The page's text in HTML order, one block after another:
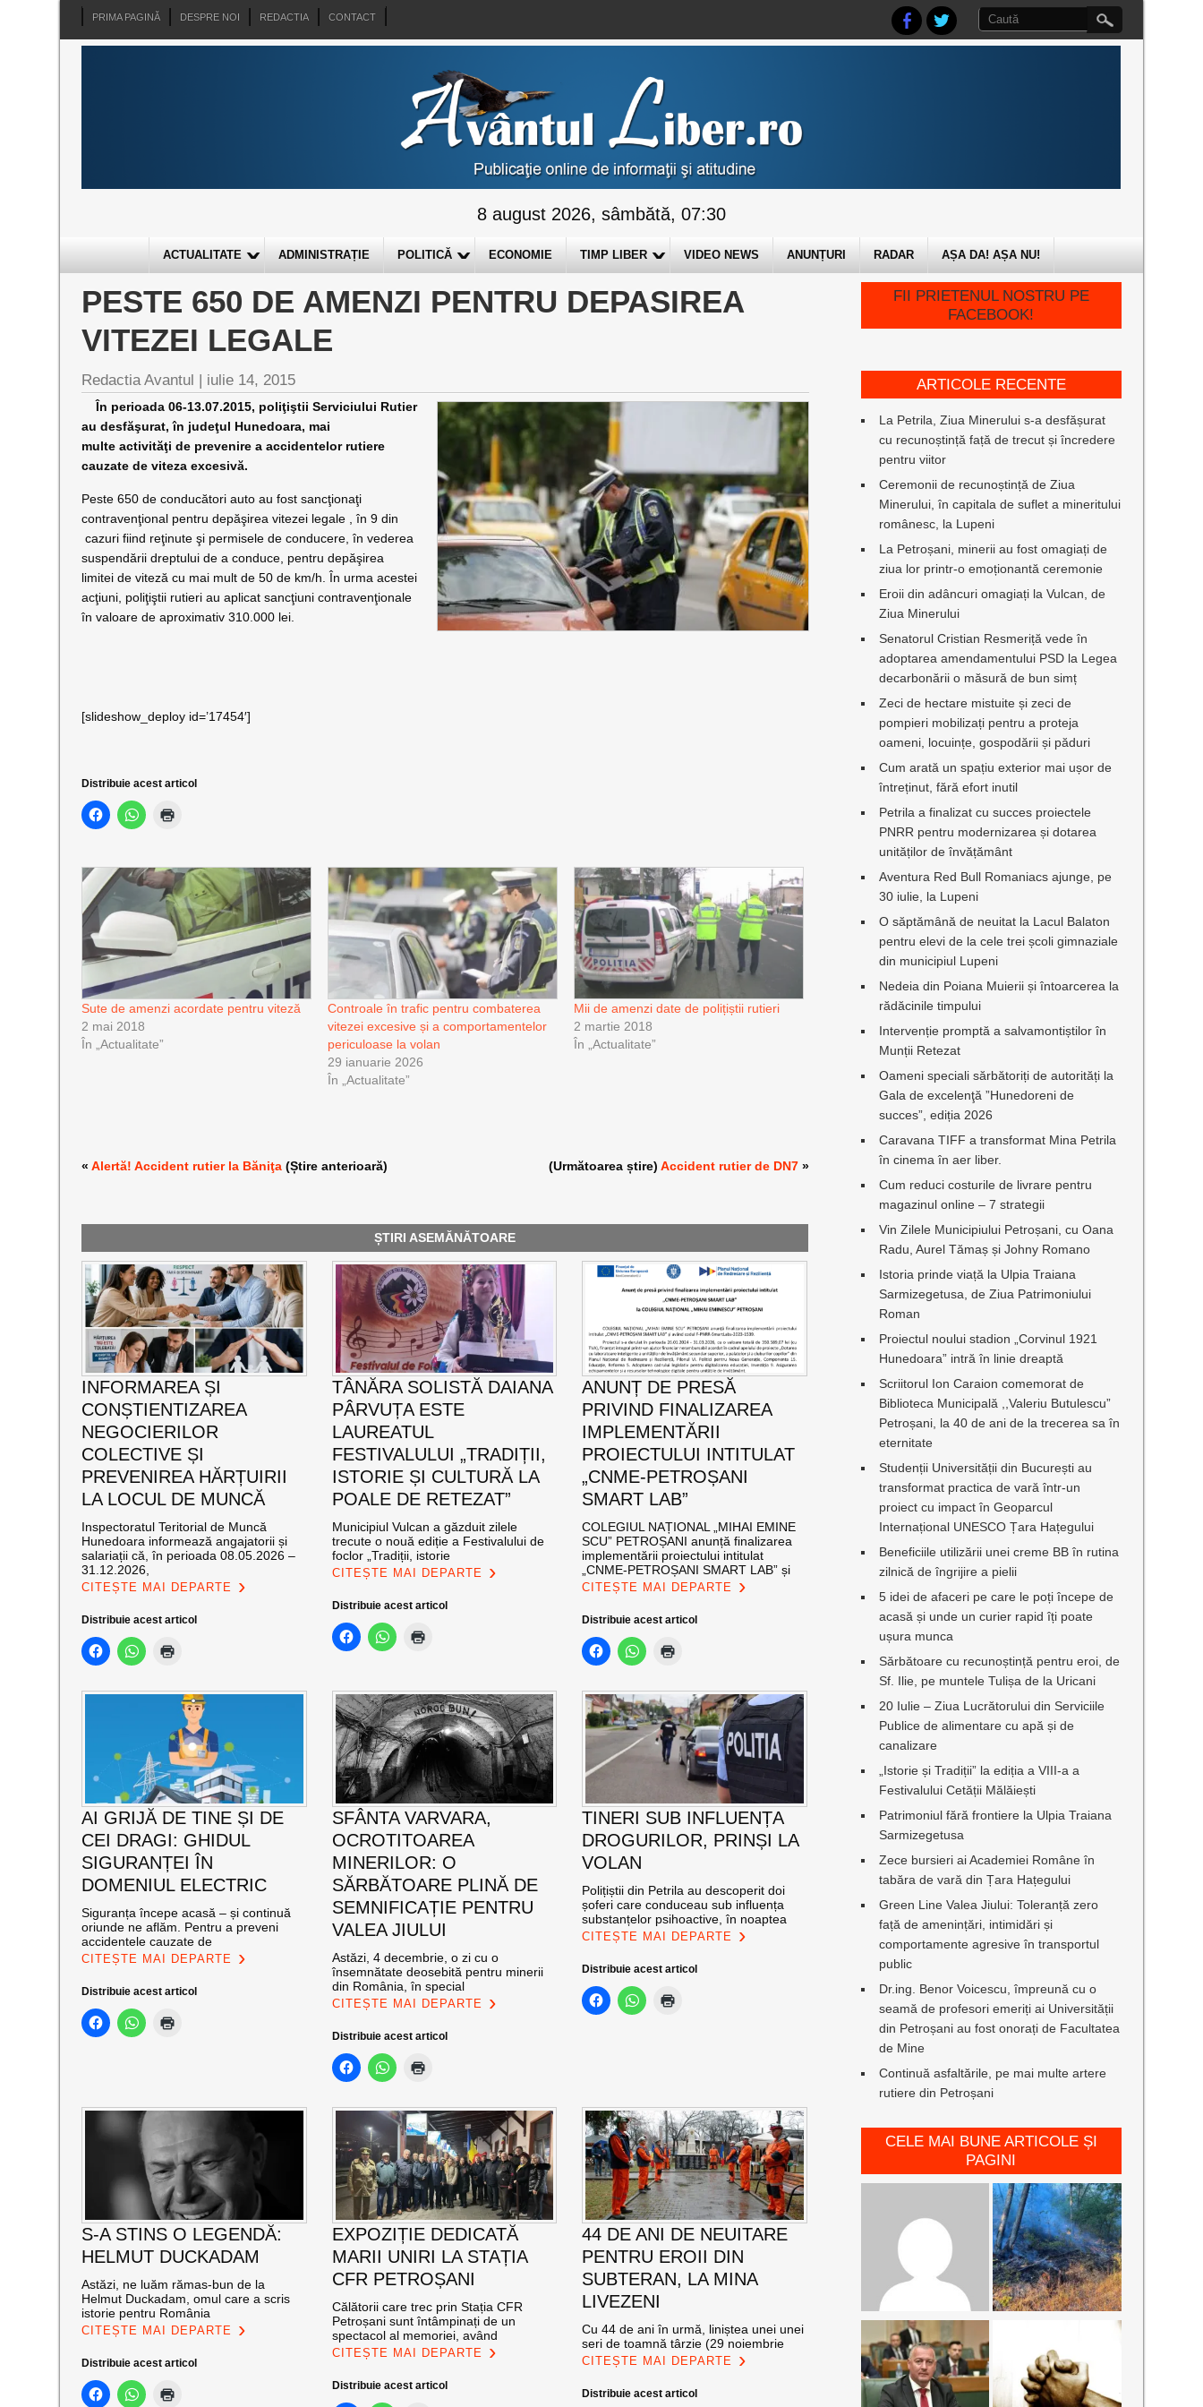
PRIMA PAGINĂ DESPRE NOI REDACTIA CONTACT
8 august 2026, sâmbătă, 07:30
ACTUALITATE ADMINISTRAȚIE POLITICĂ ECONOMIE TIMP LIBER VIDEO NEWS ANUNȚURI RADAR AȘA DA! AȘA NU!
PESTE 650 DE AMENZI PENTRU DEPASIREA
VITEZEI LEGALE
Redactia Avantul | iulie 14, 2015
În perioada 06-13.07.2015, poliţiştii Serviciului Rutier
au desfăşurat, în judeţul Hunedoara, mai
multe activităţi de prevenire a accidentelor rutiere
cauzate de viteza excesivă.
Peste 650 de conducători auto au fost sancţionaţi
contravenţional pentru depăşirea vitezei legale , în 9 din
cazuri fiind reţinute şi permisele de conducere, în vederea
suspendării dreptului de a conduce, pentru depăşirea
limitei de viteză cu mai mult de 50 de km/h. În urma acestei
acţiuni, poliţiştii rutieri au aplicat sancţiuni contravenţionale
în valoare de aproximativ 310.000 lei.
[slideshow_deploy id=’17454′]
Distribuie acest articol
Sute de amenzi acordate pentru viteză
2 mai 2018
În „Actualitate”
Controale în trafic pentru combaterea
vitezei excesive și a comportamentelor
periculoase la volan
29 ianuarie 2026
În „Actualitate”
Mii de amenzi date de polițiștii rutieri
2 martie 2018
În „Actualitate”
«Alertă! Accident rutier la Băniţa (Știre anterioară) (Următoarea știre)Accident rutier de DN7 »
ȘTIRI ASEMĂNĂTOARE
INFORMAREA ȘI
CONȘTIENTIZAREA
NEGOCIERILOR
COLECTIVE ȘI
PREVENIREA HĂRȚUIRII
LA LOCUL DE MUNCĂ
Inspectoratul Teritorial de Muncă
Hunedoara informează angajatorii și
salariații că, în perioada 08.05.2026 –
31.12.2026,
CITEȘTE MAI DEPARTE
Distribuie acest articol
TÂNĂRA SOLISTĂ DAIANA
PÂRVUȚA ESTE
LAUREATUL
FESTIVALULUI „TRADIȚII,
ISTORIE ȘI CULTURĂ LA
POALE DE RETEZAT”
Municipiul Vulcan a găzduit zilele
trecute o nouă ediție a Festivalului de
foclor „Tradiții, istorie
CITEȘTE MAI DEPARTE
Distribuie acest articol
ANUNȚ DE PRESĂ
PRIVIND FINALIZAREA
IMPLEMENTĂRII
PROIECTULUI INTITULAT
„CNME-PETROȘANI
SMART LAB”
COLEGIUL NAȚIONAL „MIHAI EMINE
SCU” PETROȘANI anunță finalizarea
implementării proiectului intitulat
„CNME-PETROȘANI SMART LAB” și
CITEȘTE MAI DEPARTE
Distribuie acest articol
AI GRIJĂ DE TINE ȘI DE
CEI DRAGI: GHIDUL
SIGURANȚEI ÎN
DOMENIUL ELECTRIC
Siguranța începe acasă – și continuă
oriunde ne aflăm. Pentru a preveni
accidentele cauzate de
CITEȘTE MAI DEPARTE
Distribuie acest articol
SFÂNTA VARVARA,
OCROTITOAREA
MINERILOR: O
SĂRBĂTOARE PLINĂ DE
SEMNIFICAȚIE PENTRU
VALEA JIULUI
Astăzi, 4 decembrie, o zi cu o
însemnătate deosebită pentru minerii
din România, în special
CITEȘTE MAI DEPARTE
Distribuie acest articol
TINERI SUB INFLUENȚA
DROGURILOR, PRINȘI LA
VOLAN
Polițiștii din Petrila au descoperit doi
șoferi care conduceau sub influența
substanțelor psihoactive, în noaptea
CITEȘTE MAI DEPARTE
Distribuie acest articol
S-A STINS O LEGENDĂ:
HELMUT DUCKADAM
Astăzi, ne luăm rămas-bun de la
Helmut Duckadam, omul care a scris
istorie pentru România
CITEȘTE MAI DEPARTE
Distribuie acest articol
EXPOZIȚIE DEDICATĂ
MARII UNIRI LA STAȚIA
CFR PETROȘANI
Călătorii care trec prin Stația CFR
Petroșani sunt întâmpinați de un
spectacol al memoriei, având
CITEȘTE MAI DEPARTE
Distribuie acest articol
44 DE ANI DE NEUITARE
PENTRU EROII DIN
SUBTERAN, LA MINA
LIVEZENI
Cu 44 de ani în urmă, liniștea unei unei
seri de toamnă târzie (29 noiembrie
CITEȘTE MAI DEPARTE
Distribuie acest articol
FII PRIETENUL NOSTRU PE
FACEBOOK!
ARTICOLE RECENTE
La Petrila, Ziua Minerului s-a desfășurat
cu recunoștință față de trecut și încredere
pentru viitor
Ceremonii de recunoștință de Ziua
Minerului, în capitala de suflet a mineritului
românesc, la Lupeni
La Petroșani, minerii au fost omagiați de
ziua lor printr-o emoționantă ceremonie
Eroii din adâncuri omagiați la Vulcan, de
Ziua Minerului
Senatorul Cristian Resmeriță vede în
adoptarea amendamentului PSD la Legea
decarbonării o măsură de bun simț
Zeci de hectare mistuite și zeci de
pompieri mobilizați pentru a proteja
oameni, locuințe, gospodării și păduri
Cum arată un spațiu exterior mai ușor de
întreținut, fără efort inutil
Petrila a finalizat cu succes proiectele
PNRR pentru modernizarea și dotarea
unităților de învățământ
Aventura Red Bull Romaniacs ajunge, pe
30 iulie, la Lupeni
O săptămână de neuitat la Lacul Balaton
pentru elevi de la cele trei școli gimnaziale
din municipiul Lupeni
Nedeia din Poiana Muierii și întoarcerea la
rădăcinile timpului
Intervenție promptă a salvamontiștilor în
Munții Retezat
Oameni speciali sărbătoriți de autorități la
Gala de excelenţă ”Hunedoreni de
succes”, ediția 2026
Caravana TIFF a transformat Mina Petrila
în cinema în aer liber.
Cum reduci costurile de livrare pentru
magazinul online – 7 strategii
Vin Zilele Municipiului Petroșani, cu Oana
Radu, Aurel Tămaș și Johny Romano
Istoria prinde viață la Ulpia Traiana
Sarmizegetusa, de Ziua Patrimoniului
Roman
Proiectul noului stadion „Corvinul 1921
Hunedoara” intră în linie dreaptă
Scriitorul Ion Caraion comemorat de
Biblioteca Municipală ,,Valeriu Butulescu”
Petroșani, la 40 de ani de la trecerea sa în
eternitate
Studenții Universității din București au
transformat practica de vară într-un
proiect cu impact în Geoparcul
Internațional UNESCO Țara Hațegului
Beneficiile utilizării unei creme BB în rutina
zilnică de îngrijire a pielii
5 idei de afaceri pe care le poți începe de
acasă și unde un curier rapid îți poate
ușura munca
Sărbătoare cu recunoștință pentru eroi, de
Sf. Ilie, pe muntele Tulișa de la Uricani
20 Iulie – Ziua Lucrătorului din Serviciile
Publice de alimentare cu apă și de
canalizare
„Istorie și Tradiții” la ediția a VIII-a a
Festivalului Cetății Mălăiești
Patrimoniul fără frontiere la Ulpia Traiana
Sarmizegetusa
Zece bursieri ai Academiei Române în
tabăra de vară din Țara Hațegului
Green Line Valea Jiului: Toleranță zero
față de amenințări, intimidări și
comportamente agresive în transportul
public
Dr.ing. Benor Voicescu, împreună cu o
seamă de profesori emeriți ai Universității
din Petroșani au fost onorați de Facultatea
de Mine
Continuă asfaltările, pe mai multe artere
rutiere din Petroșani
CELE MAI BUNE ARTICOLE ȘI
PAGINI